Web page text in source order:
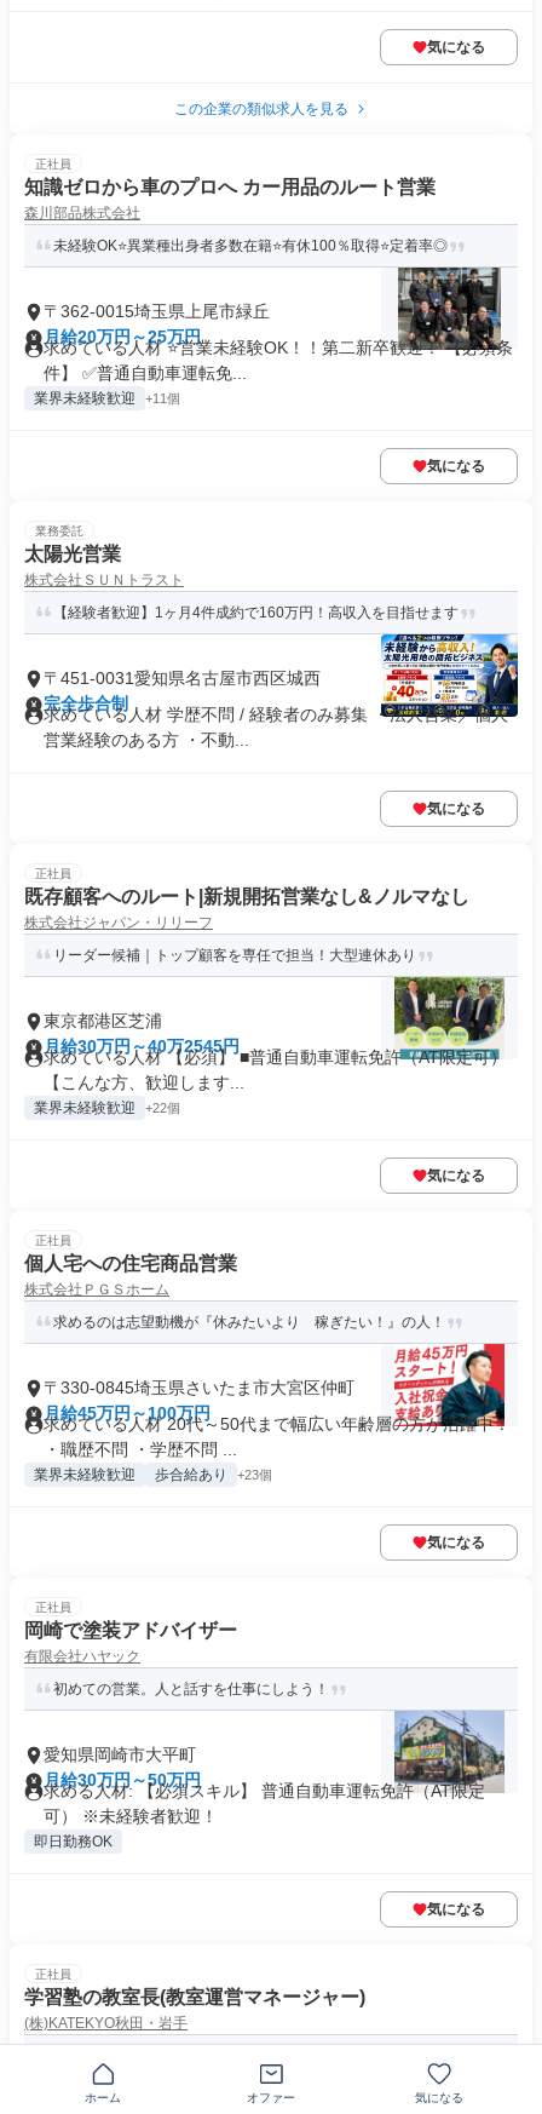
気になる
この企業の類似求人を見る
正社員
知識ゼロから車のプロへ カー用品のルート営業
森川部品株式会社
未経験OK⭐異業種出身者多数在籍⭐有休100％取得⭐定着率◎
〒362-0015埼玉県上尾市緑丘
月給20万円～25万円
求めている人材 ⭐営業未経験OK！！第二新卒歓迎！ 【必須条
件】 ✅普通自動車運転免...
業界未経験歓迎 +11個
気になる
業務委託
太陽光営業
株式会社ＳＵＮトラスト
【経験者歓迎】1ヶ月4件成約で160万円！高収入を目指せます
〒451-0031愛知県名古屋市西区城西
完全歩合制
求めている人材 学歴不問 / 経験者のみ募集 ・法人営業／個人
営業経験のある方 ・不動...
気になる
正社員
既存顧客へのルート|新規開拓営業なし&ノルマなし
株式会社ジャパン・リリーフ
リーダー候補｜トップ顧客を専任で担当！大型連休あり
東京都港区芝浦
月給30万円～40万2545円
求めている人材 【必須】 ■普通自動車運転免許（AT限定可）
【こんな方、歓迎します...
業界未経験歓迎 +22個
気になる
正社員
個人宅への住宅商品営業
株式会社ＰＧＳホーム
求めるのは志望動機が『休みたいより 稼ぎたい！』の人！
〒330-0845埼玉県さいたま市大宮区仲町
月給45万円～100万円
求めている人材 20代～50代まで幅広い年齢層の方が活躍中！
・職歴不問 ・学歴不問 ...
業界未経験歓迎 歩合給あり +23個
気になる
正社員
岡崎で塗装アドバイザー
有限会社ハヤック
初めての営業。人と話すを仕事にしよう！
愛知県岡崎市大平町
月給30万円～50万円
求める人材: 【必須スキル】 普通自動車運転免許（AT限定
可） ※未経験者歓迎！
即日勤務OK
気になる
正社員
学習塾の教室長(教室運営マネージャー)
(株)KATEKYO秋田・岩手
ら主任待遇）
ホーム オファー 気になる